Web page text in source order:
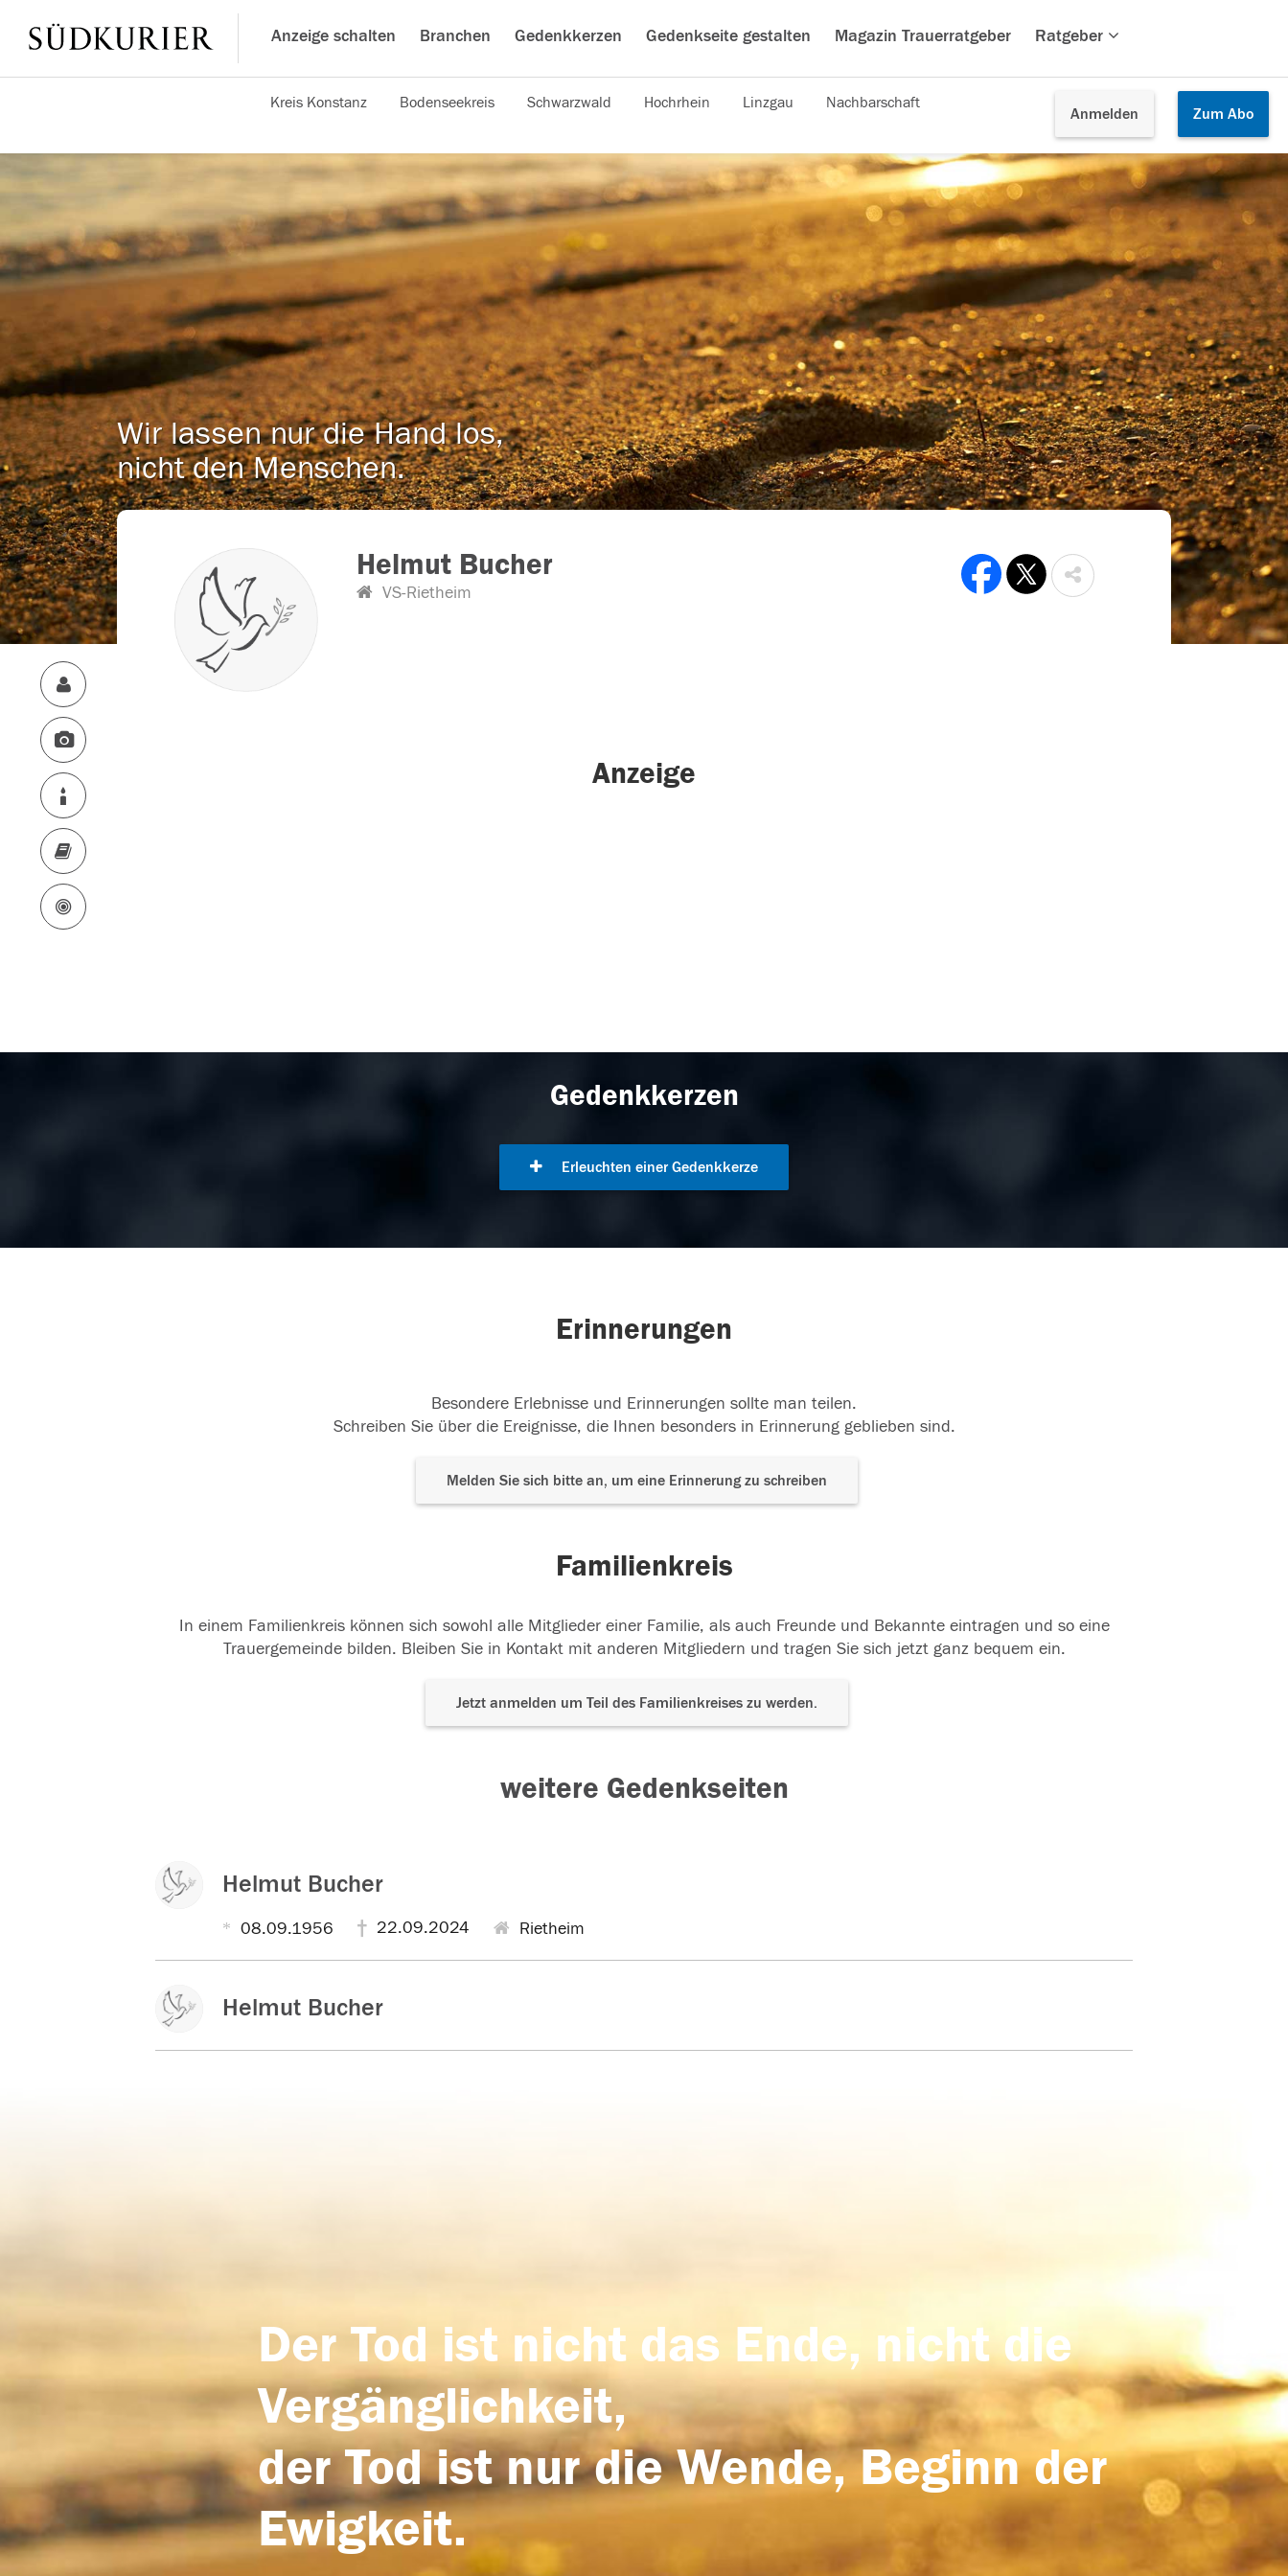
Anzeige schalten Branchen Gedenkkerzen Gedenkseite gestalten Magazin Trauerratgeber Ratgeber
Anmelden Zum Abo
Kreis Konstanz Bodenseekreis Schwarzwald Hochrhein Linzgau Nachbarschaft
Wir lassen nur die Hand los,
nicht den Menschen.
Helmut Bucher
VS-Rietheim
Anzeige
Gedenkkerzen
Erleuchten einer Gedenkkerze
Erinnerungen
Besondere Erlebnisse und Erinnerungen sollte man teilen.
Schreiben Sie über die Ereignisse, die Ihnen besonders in Erinnerung geblieben sind.
Melden Sie sich bitte an, um eine Erinnerung zu schreiben
Familienkreis
In einem Familienkreis können sich sowohl alle Mitglieder einer Familie, als auch Freunde und Bekannte eintragen und so eine
Trauergemeinde bilden. Bleiben Sie in Kontakt mit anderen Mitgliedern und tragen Sie sich jetzt ganz bequem ein.
Jetzt anmelden um Teil des Familienkreises zu werden.
weitere Gedenkseiten
Helmut Bucher
08.09.1956 22.09.2024 Rietheim
Helmut Bucher
Der Tod ist nicht das Ende, nicht die
Vergänglichkeit,
der Tod ist nur die Wende, Beginn der
Ewigkeit.